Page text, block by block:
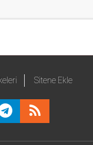
Sitene Ekle